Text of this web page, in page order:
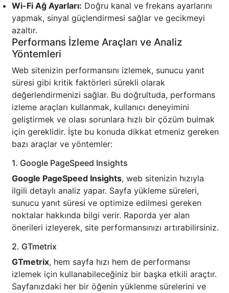
Wi-Fi Ağ Ayarları: Doğru kanal ve frekans ayarlarını
yapmak, sinyal güçlendirmesi sağlar ve gecikmeyi
azaltır.
Performans İzleme Araçları ve Analiz
Yöntemleri
Web sitenizin performansını izlemek, sunucu yanıt
süresi gibi kritik faktörleri sürekli olarak
değerlendirmenizi sağlar. Bu doğrultuda, performans
izleme araçları kullanmak, kullanıcı deneyimini
geliştirmek ve olası sorunlara hızlı bir çözüm bulmak
için gereklidir. İşte bu konuda dikkat etmeniz gereken
bazı araçlar ve yöntemler:
1. Google PageSpeed Insights
Google PageSpeed Insights, web sitenizin hızıyla
ilgili detaylı analiz yapar. Sayfa yükleme süreleri,
sunucu yanıt süresi ve optimize edilmesi gereken
noktalar hakkında bilgi verir. Raporda yer alan
önerileri izleyerek, site performansınızı artırabilirsiniz.
2. GTmetrix
GTmetrix, hem sayfa hızı hem de performansı
izlemek için kullanabileceğiniz bir başka etkili araçtır.
Sayfanızdaki her bir öğenin yüklenme sürelerini ve